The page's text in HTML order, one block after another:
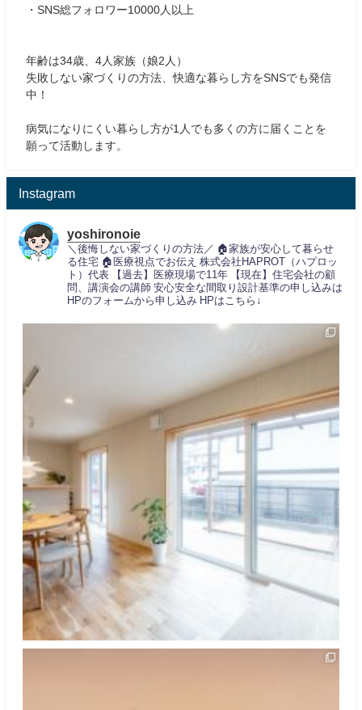
・SNS総フォロワー10000人以上
年齢は34歳、4人家族（娘2人）
失敗しない家づくりの方法、快適な暮らし方をSNSでも発信
中！
病気になりにくい暮らし方が1人でも多くの方に届くことを
願って活動します。
Instagram
yoshironoie
＼後悔しない家づくりの方法／ 🏠家族が安心して暮らせ
る住宅 🏠医療視点でお伝え 株式会社HAPROT（ハプロッ
ト）代表 【過去】医療現場で11年 【現在】住宅会社の顧
問、講演会の講師 安心安全な間取り設計基準の申し込みは
HPのフォームから申し込み HPはこちら↓